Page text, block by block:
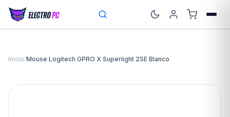
Inicio/Mouse Logitech GPRO X Superlight 2SE Blanco